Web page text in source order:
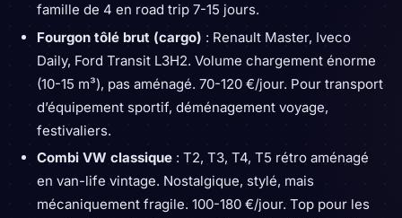
famille de 4 en road trip 7-15 jours.
Fourgon tôlé brut (cargo) : Renault Master, Iveco
Daily, Ford Transit L3H2. Volume chargement énorme
(10-15 m³), pas aménagé. 70-120 €/jour. Pour transport
d’équipement sportif, déménagement voyage,
festivaliers.
Combi VW classique : T2, T3, T4, T5 rétro aménagé
en van-life vintage. Nostalgique, stylé, mais
mécaniquement fragile. 100-180 €/jour. Top pour les